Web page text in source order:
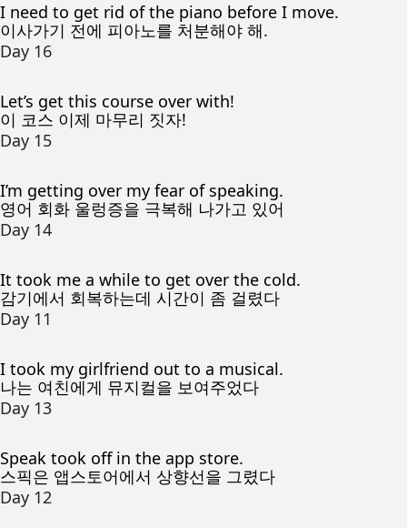
I need to get rid of the piano before I move.
이사가기 전에 피아노를 처분해야 해.
Day 16
Let’s get this course over with!
이 코스 이제 마무리 짓자!
Day 15
I’m getting over my fear of speaking.
영어 회화 울렁증을 극복해 나가고 있어
Day 14
It took me a while to get over the cold.
감기에서 회복하는데 시간이 좀 걸렸다
Day 11
I took my girlfriend out to a musical.
나는 여친에게 뮤지컬을 보여주었다
Day 13
Speak took off in the app store.
스픽은 앱스토어에서 상향선을 그렸다
Day 12